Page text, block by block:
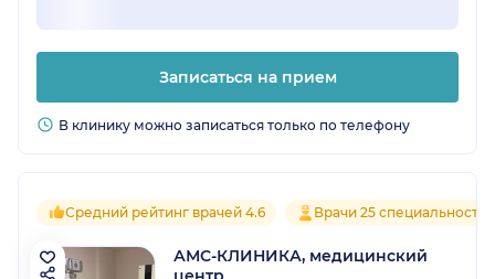
Записаться на прием
В клинику можно записаться только по телефону
Средний рейтинг врачей 4.6 Врачи 25 специальностей
АМС-КЛИНИКА, медицинский